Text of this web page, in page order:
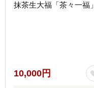
抹茶生大福「茶々一福」
10,000円